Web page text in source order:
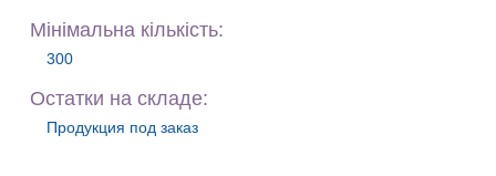
Мiнiмальна кiлькiсть:
300
Остатки на складе:
Продукция под заказ